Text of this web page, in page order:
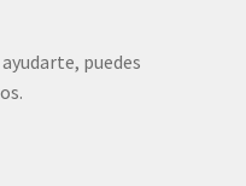
puedes